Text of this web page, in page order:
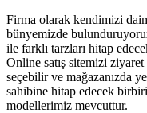
Firma olarak kendimizi
bünyemizde
ile farklı tarzları hitap
Online satış sitemizi
seçebilir ve mağazanızda
sahibine hitap edecek
modellerimiz mevcuttur.